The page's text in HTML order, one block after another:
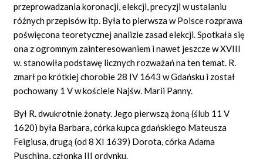
przeprowadzania koronacji, elekcji, precyzji w ustalaniu
różnych przepisów itp. Była to pierwsza w Polsce rozprawa
poświęcona teoretycznej analizie zasad elekcji. Spotkała się
ona z ogromnym zainteresowaniem i nawet jeszcze w XVIII
w. stanowiła podstawę licznych rozważań na ten temat. R.
zmarł po krótkiej chorobie 28 IV 1643 w Gdańsku i został
pochowany 1 V w kościele Najśw. Marii Panny.
Był R. dwukrotnie żonaty. Jego pierwszą żoną (ślub 11 V
1620) była Barbara, córka kupca gdańskiego Mateusza
Feigiusa, drugą (od 8 XI 1639) Dorota, córka Adama
Puschina, członka III ordynku.